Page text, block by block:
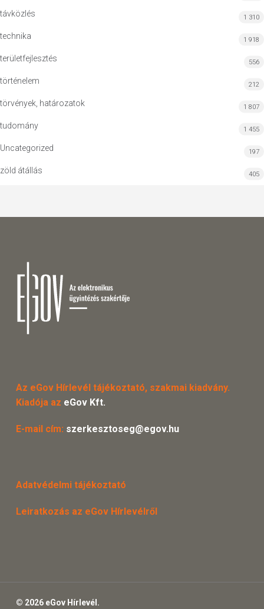
távközlés 1 310
technika 1 918
területfejlesztés 556
történelem 212
törvények, határozatok 1 807
tudomány 1 455
Uncategorized 197
zöld átállás 405
Az eGov Hírlevél tájékoztató, szakmai kiadvány.
Kiadója az eGov Kft.
E-mail cím: szerkesztoseg@egov.hu
Adatvédelmi tájékoztató
Leiratkozás az eGov Hírlevélről
© 2026 eGov Hírlevél.